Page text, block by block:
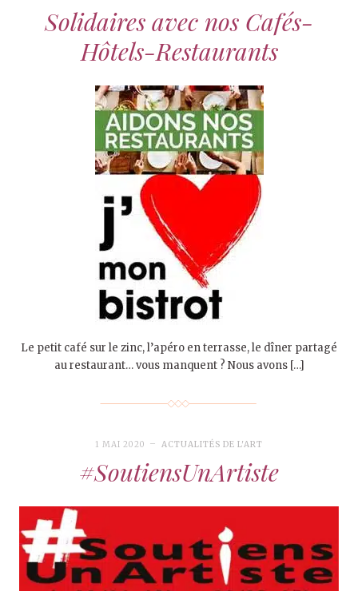
Solidaires avec nos Cafés-
Hôtels-Restaurants
Le petit café sur le zinc, l’apéro en terrasse, le dîner partagé
au restaurant… vous manquent ? Nous avons […]
1 MAI 2020 ACTUALITÉS DE L'ART
#SoutiensUnArtiste